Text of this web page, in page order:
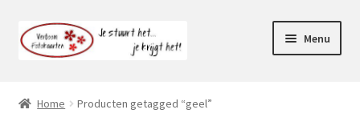
Ga
door
Ga
naar
Menu
Home Producten getagged “geel”